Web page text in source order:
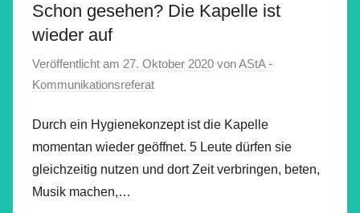
Schon gesehen? Die Kapelle ist
wieder auf
Veröffentlicht am 27. Oktober 2020 vonAStA -
Kommunikationsreferat
Durch ein Hygienekonzept ist die Kapelle
momentan wieder geöffnet. 5 Leute dürfen sie
gleichzeitig nutzen und dort Zeit verbringen, beten,
Musik machen,…